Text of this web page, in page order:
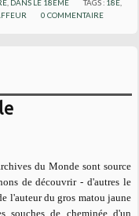
, DANS LE 18ÈME TAGS : 18E
0 COMMENTAIRE
du Monde sont source
de découvrir - d'autres le
l'auteur du gros matou jaune
de cheminée d'un